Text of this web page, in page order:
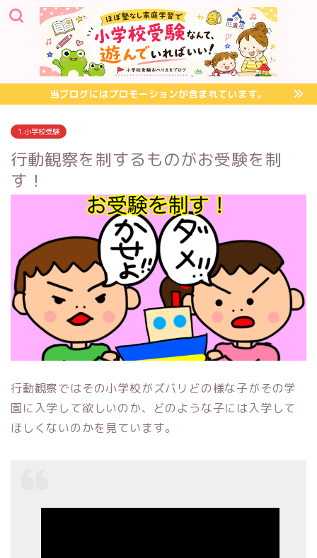
当ブログにはプロモーションが含まれています。
1.小学校受験
行動観察を制するものがお受験を制
す！
行動観察ではその小学校がズバリどの様な子がその学
園に入学して欲しいのか、どのような子には入学して
ほしくないのかを見ています。